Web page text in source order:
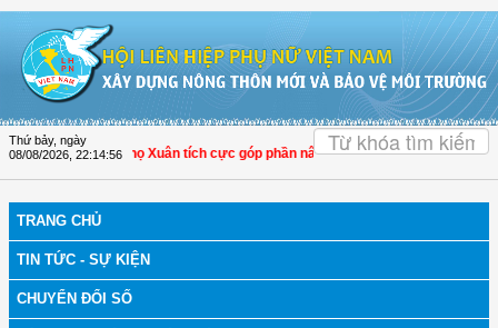
Thứ bảy, ngày
08/08/2026 22:14:57
Hội LHPN Thọ Xuân tích cực góp phần nâng cao tỷ lệ người dân tham gia
TRANG CHỦ
TIN TỨC - SỰ KIỆN
CHUYỂN ĐỔI SỐ
OK